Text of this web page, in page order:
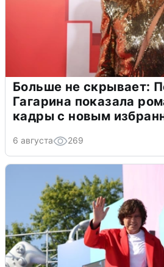
Больше не скрывает:
Гагарина показала
кадры с новым
6 августа 269